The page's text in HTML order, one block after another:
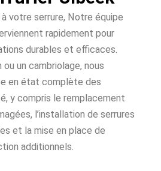
votre serrure, Notre équipe
rapidement pour
durables et efficaces.
un cambriolage, nous
en état complète des
y compris le remplacement
l’installation de serrures
et la mise en place de
additionnels.